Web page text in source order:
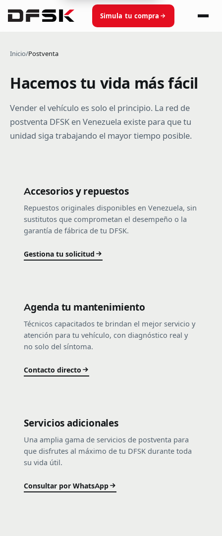
Simula tu compra
Inicio/Postventa
Hacemos tu vida más fácil
Vender el vehículo es solo el principio. La red de
postventa DFSK en Venezuela existe para que tu
unidad siga trabajando el mayor tiempo posible.
Accesorios y repuestos
Repuestos originales disponibles en Venezuela, sin
sustitutos que comprometan el desempeño o la
garantía de fábrica de tu DFSK.
Gestiona tu solicitud
Agenda tu mantenimiento
Técnicos capacitados te brindan el mejor servicio y
atención para tu vehículo, con diagnóstico real y
no solo del síntoma.
Contacto directo
Servicios adicionales
Una amplia gama de servicios de postventa para
que disfrutes al máximo de tu DFSK durante toda
su vida útil.
Consultar por WhatsApp